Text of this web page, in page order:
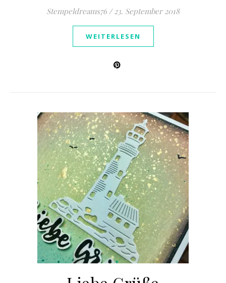
Stempeldreams76 / 23. September 2018
WEITERLESEN